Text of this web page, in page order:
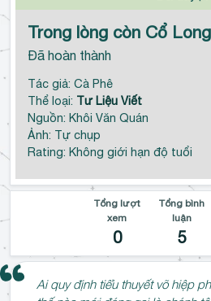
Trong lòng còn Cổ Long
Đã hoàn thành
Tác giả: Cà Phê
Thể loại: Tư Liệu Viết
Nguồn: Khôi Văn Quán
Ảnh: Tự chụp
Rating: Không giới hạn độ tuổi
Tổng lượt
xem
0
Tổng bình
luận
5
Ai quy định tiểu thuyết võ hiệp